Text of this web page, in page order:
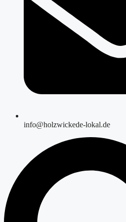
info@holzwickede-lokal.de